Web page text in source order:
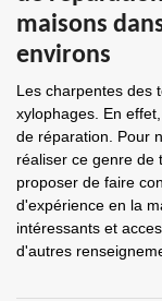
maisons
environs
Les charpentes des
xylophages. En
de réparation. Pour
réaliser ce genre de
proposer de faire
d'expérience en la
intéressants et
d'autres